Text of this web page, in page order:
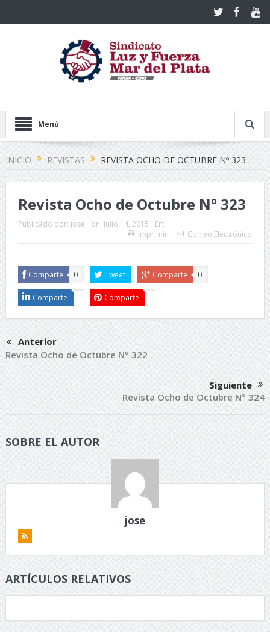
Menú
INICIO REVISTAS REVISTA OCHO DE OCTUBRE Nº 323
Revista Ocho de Octubre Nº 323
Publicado por: jose on: julio 14, 2015
En:
Imprimir
Correo Electrónico
Comparte 0 Tweet Comparte 0
Comparte Comparte
Anterior
Revista Ocho de Octubre Nº 322
Siguiente
Revista Ocho de Octubre Nº 324
SOBRE EL AUTOR
jose
ARTÍCULOS RELATIVOS